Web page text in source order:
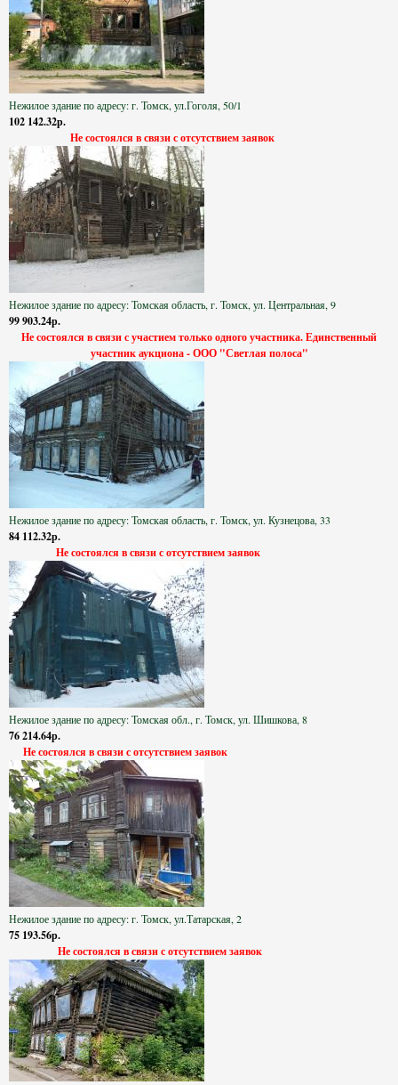
Нежилое здание по адресу: г. Томск, ул.Гоголя, 50/1
102 142.32р.
Не состоялся в связи с отсутствием заявок
Нежилое здание по адресу: Томская область, г. Томск, ул. Центральная, 9
99 903.24р.
Не состоялся в связи с участием только одного участника. Единственный
участник аукциона - ООО "Светлая полоса"
Нежилое здание по адресу: Томская область, г. Томск, ул. Кузнецова, 33
84 112.32р.
Не состоялся в связи с отсутствием заявок
Нежилое здание по адресу: Томская обл., г. Томск, ул. Шишкова, 8
76 214.64р.
Не состоялся в связи с отсутствием заявок
Нежилое здание по адресу: г. Томск, ул.Татарская, 2
75 193.56р.
Не состоялся в связи с отсутствием заявок